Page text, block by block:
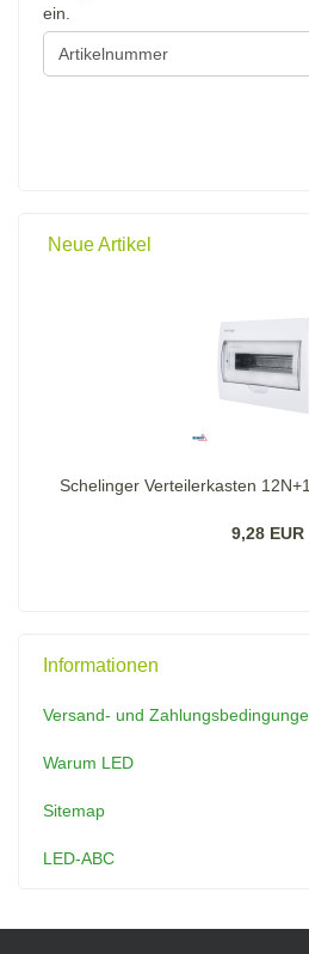
GEBEN
SIE
DIE
ein.
Neue Artikel
Schelinger Verteilerkasten
9,28 EUR
Informationen
Versand- und
Warum LED
Sitemap
LED-ABC